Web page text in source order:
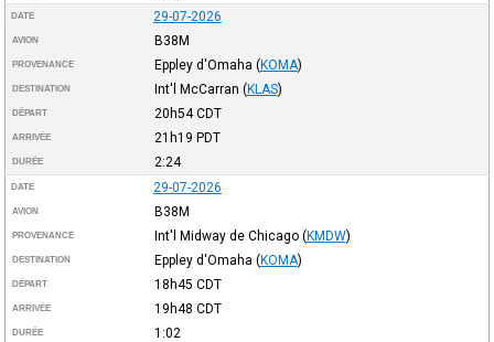
DATE 29-07-2026
AVION B38M
PROVENANCE Eppley d'Omaha (KOMA)
DESTINATION Int'l McCarran (KLAS)
DÉPART 20h54CDT
ARRIVÉE 21h19 PDT
DURÉE 2:24
DATE 29-07-2026
AVION B38M
PROVENANCE Int'l Midway de Chicago (KMDW)
DESTINATION Eppley d'Omaha (KOMA)
DÉPART 18h45 CDT
ARRIVÉE 19h48 CDT
DURÉE 1:02